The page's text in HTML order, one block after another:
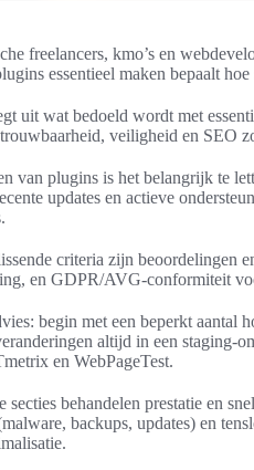
freelancers, kmo’s en
essentieel maken bepaalt
uit wat bedoeld wordt met
veiligheid en SEO
van plugins is het belangrijk te
updates en actieve
criteria zijn beoordelingen
en GDPR/AVG-conformiteit
begin met een beperkt aantal
altijd in een staging-
en WebPageTest.
secties behandelen prestatie en
backups, updates) en